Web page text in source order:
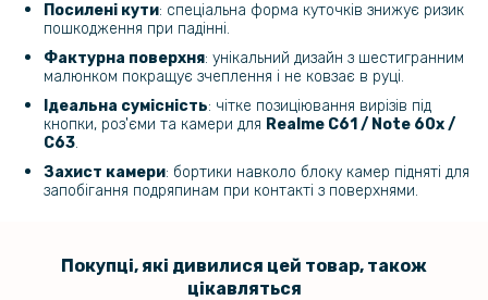
129 грн
179 грн
Прозорий силіконовий чохол - накладка для Realme C61 / C63 /
Note 60X
159 грн
Протиударна гідрогелева плівка Hydrogel Film для Realme 11 4g,
Transparent
Посилені кути: спеціальна форма куточків знижує ризик
пошкодження при падінні.
Фактурна поверхня: унікальний дизайн з шестигранним
малюнком покращує зчеплення і не ковзає в руці.
Ідеальна сумісність: чітке позиціювання вирізів під
кнопки, роз'єми та камери для Realme C61 / Note 60x /
C63.
Захист камери: бортики навколо блоку камер підняті для
запобігання подряпинам при контакті з поверхнями.
Покупці, які дивилися цей товар, також
цікавляться